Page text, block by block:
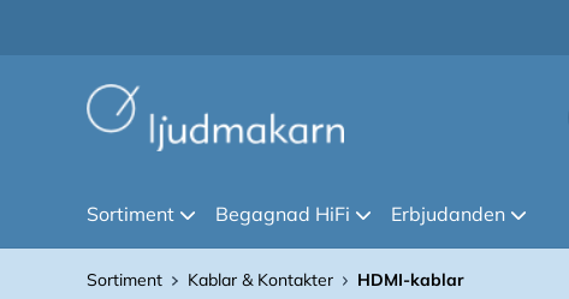
Sortiment Begagnad HiFi Erbjudanden
Sortiment Kablar & Kontakter HDMI-kablar